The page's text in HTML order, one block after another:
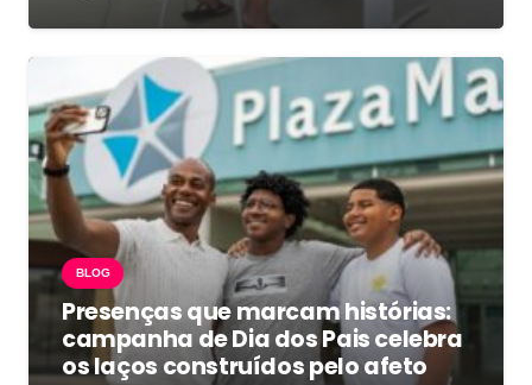
BLOG
Presenças que marcam histórias:
campanha de Dia dos Pais celebra
os laços construídos pelo afeto